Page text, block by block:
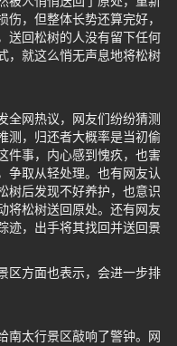
，但整体长势还算完好，
送回松树的人没有留下任何
，就这么悄无声息地将松树
全网热议，网友们纷纷猜测
测，归还者大概率是当初偷
件事，内心感到愧疚，也害
争取从轻处理。也有网友认
树后发现不好养护，也意识
将松树送回原处。还有网友
迹，出手将其找回并送回景
区方面也表示，会进一步排
南太行景区敲响了警钟。网